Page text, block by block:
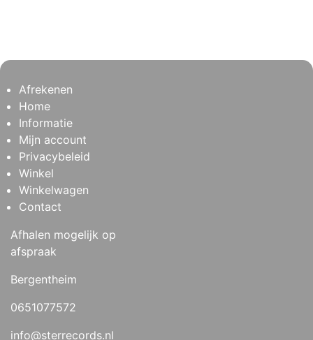
Afrekenen
Home
Informatie
Mijn account
Privacybeleid
Winkel
Winkelwagen
Contact
Afhalen mogelijk op
afspraak
Bergentheim
0651077572
info@sterrecords.nl